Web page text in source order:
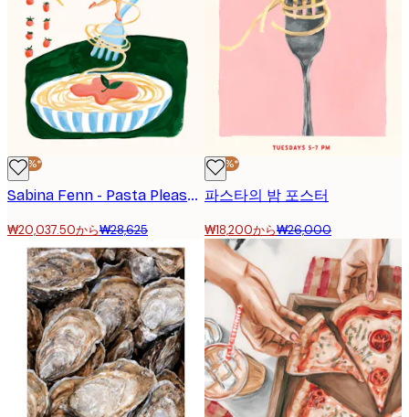
-30%*
Sabina Fenn - Pasta Please 포스터
₩20,037.50から₩28,625
-30%*
파스타의 밤 포스터
₩18,200から₩26,000